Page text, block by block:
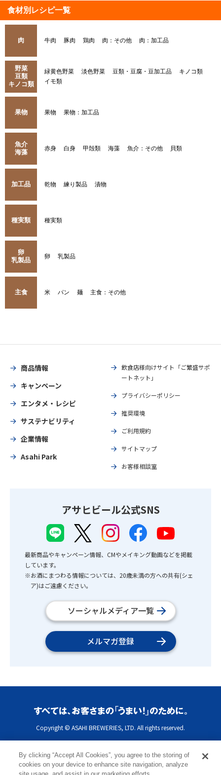
食材別レシピ一覧
肉 牛肉 豚肉 鶏肉 肉：その他 肉：加工品
野菜
豆類
キノコ類
緑黄色野菜 淡色野菜 豆類・豆腐・豆加工品
キノコ類
イモ類
果物 果物 果物：加工品
魚介
海藻
赤身 白身 甲殻類 海藻 魚介：その他 貝類
加工品 乾物 練り製品 漬物
種実類 種実類
卵
乳製品
卵 乳製品
主食 米 パン 麺 主食：その他
商品情報
キャンペーン
エンタメ・レシピ
サステナビリティ
企業情報
Asahi Park
飲食店様向けサイト「ご繁盛サポ
ートネット」
プライバシーポリシー
推奨環境
ご利用規約
サイトマップ
お客様相談室
アサヒビール公式SNS
最新商品やキャンペーン情報、CMやメイキング動画などを掲載
しています。
※お酒にまつわる情報については、20歳未満の方への共有(シェ
ア)はご遠慮ください。
ソーシャルメディア一覧
メルマガ登録
Copyright © ASAHI BREWERIES, LTD. All rights reserved.
By clicking “Accept All Cookies”, you agree to the storing of
cookies on your device to enhance site navigation, analyze